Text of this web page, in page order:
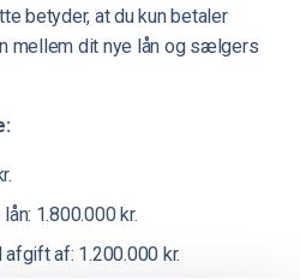
betyder, at du kun betaler
mellem dit nye lån og sælgers
1.800.000 kr.
af: 1.200.000 kr.